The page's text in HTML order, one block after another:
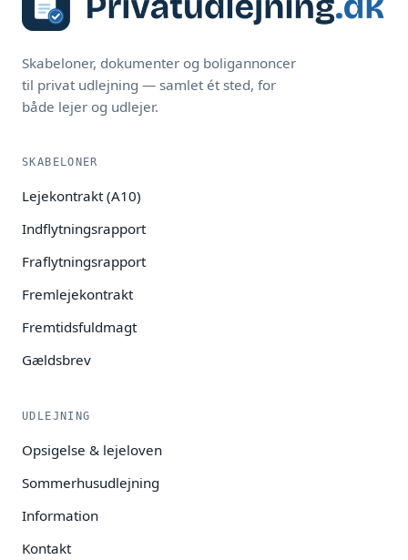
Skabeloner, dokumenter og boligannoncer
til privat udlejning — samlet ét sted, for
både lejer og udlejer.
SKABELONER
Lejekontrakt (A10)
Indflytningsrapport
Fraflytningsrapport
Fremlejekontrakt
Fremtidsfuldmagt
Gældsbrev
UDLEJNING
Opsigelse & lejeloven
Sommerhusudlejning
Information
Kontakt